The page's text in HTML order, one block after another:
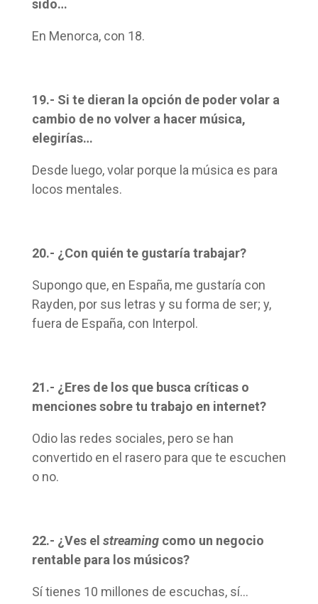
sido…
En Menorca, con 18.
19.- Si te dieran la opción de poder volar a
cambio de no volver a hacer música,
elegirías…
Desde luego, volar porque la música es para
locos mentales.
20.- ¿Con quién te gustaría trabajar?
Supongo que, en España, me gustaría con
Rayden, por sus letras y su forma de ser; y,
fuera de España, con Interpol.
21.- ¿Eres de los que busca críticas o
menciones sobre tu trabajo en internet?
Odio las redes sociales, pero se han
convertido en el rasero para que te escuchen
o no.
22.- ¿Ves el streamingcomo un negocio
rentable para los músicos?
Sí tienes 10 millones de escuchas, sí…